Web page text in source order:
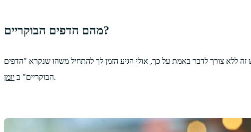
מהם הדפים הבוקריים?
ללא צורך לדבר באמת על כך, אולי הגיע הזמן לך להתחיל משהו שנקרא "הדפים
הבוקריים" ב יומן .